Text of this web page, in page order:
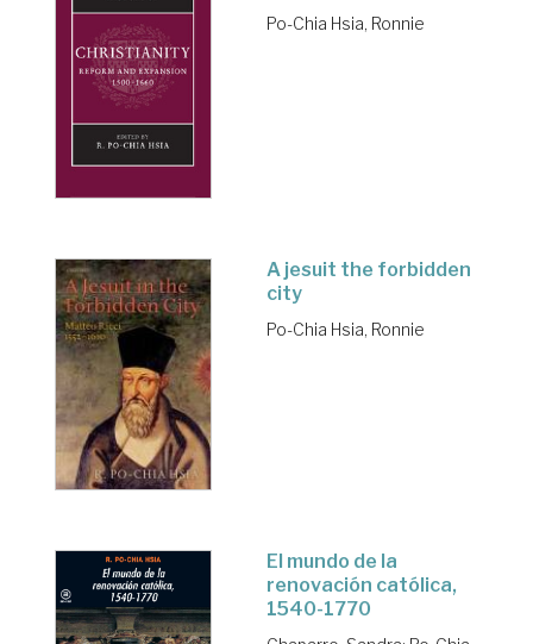
Po-Chia Hsia, Ronnie
A jesuit the forbidden
city
Po-Chia Hsia, Ronnie
El mundo de la
renovación católica,
1540-1770